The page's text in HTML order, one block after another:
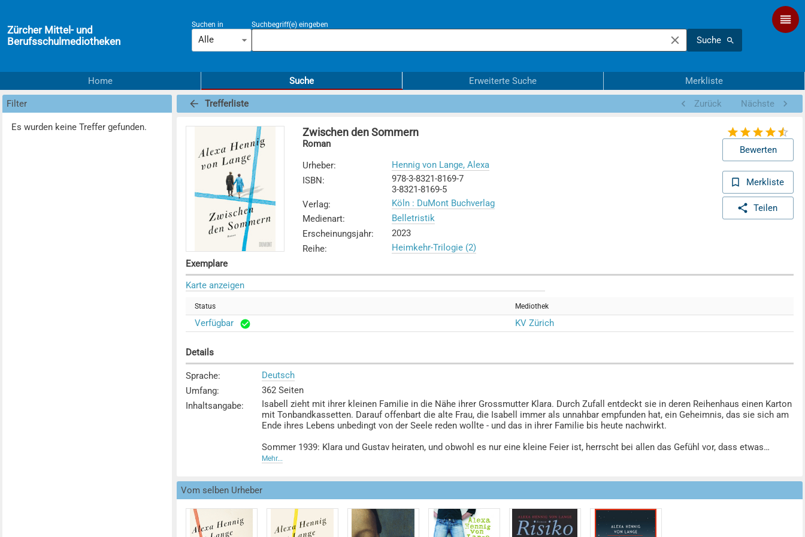
Zürcher Mittel- und
Berufsschulmediotheken
Suchen in
Alle
Suchbegriff(e) eingeben
Suche
Home Suche Erweiterte Suche Merkliste
Filter
Es wurden keine Treffer gefunden.
Trefferliste Zurück Nächste
Zwischen den Sommern
Roman
Urheber:
Hennig von Lange, Alexa
ISBN:
978-3-8321-8169-7
3-8321-8169-5
Verlag:
Köln : DuMont Buchverlag
Medienart:
Belletristik
Erscheinungsjahr:
2023
Reihe: Heimkehr-Trilogie (2)
Bewerten
Merkliste
Teilen
Exemplare
Karte anzeigen
Status Mediothek
Verfügbar KV Zürich
Details
Sprache:
Deutsch
Umfang:
362 Seiten
Inhaltsangabe:
Isabell zieht mit ihrer kleinen Familie in die Nähe ihrer Grossmutter Klara. Durch Zufall entdeckt sie in deren Reihenhaus einen Karton
mit Tonbandkassetten. Darauf offenbart die alte Frau, die Isabell immer als unnahbar empfunden hat, ein Geheimnis, das sie sich am
Ende ihres Lebens unbedingt von der Seele reden wollte - und das in ihrer Familie bis heute nachwirkt.
Sommer 1939: Klara und Gustav heiraten, und obwohl es nur eine kleine Feier ist, herrscht bei allen das Gefühl vor, dass etwas
Grosses beginnt. Ihr Zuhause richten sie sich in einem Häuschen neben dem Frauenbildungsheim ein, das Klara für die
sichere Ausland kommen. Nun scheint ein Stück Normalität möglich, wenigstens für kurze Zeit. Denn dass dies der letzte Sommer
vor dem Krieg sein wird, ist überall zu spüren.
Wenig später wird Gustav eingezogen und Klara, inzwischen schwanger, muss ihren Weg durch das Dritte Reich, zwischen Schuld und
Verantwortung, allein finden. Als der Krieg schliesslich in die Stadt am Harz zurückkommt, stellt sich für Klara die Frage, ob ihr das
Leben wirklich keine andere Wahl gelassen hat.
Mehr...
Vom selben Urheber